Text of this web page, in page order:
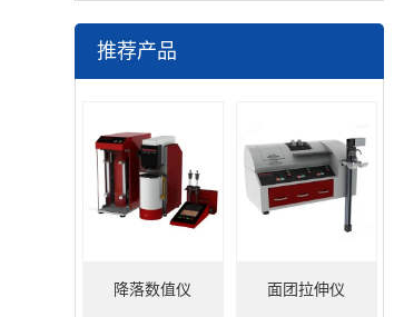
推荐产品
降落数值仪 面团拉伸仪